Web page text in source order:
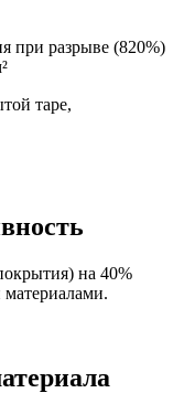
при разрыве (820%)
таре,
на 40%